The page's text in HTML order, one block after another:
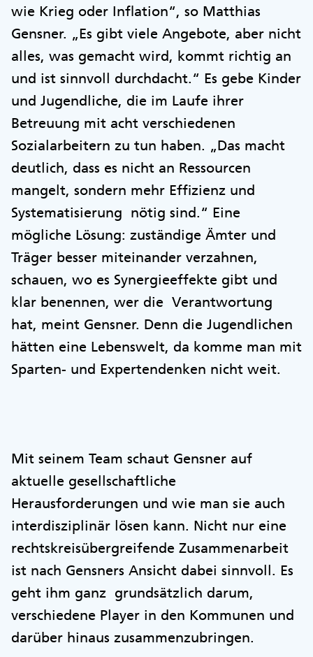
wie Krieg oder Inflation“, so Matthias
Gensner. „Es gibt viele Angebote, aber nicht
alles, was gemacht wird, kommt richtig an
und ist sinnvoll durchdacht.“ Es gebe Kinder
und Jugendliche, die im Laufe ihrer
Betreuung mit acht verschiedenen
Sozialarbeitern zu tun haben. „Das macht
deutlich, dass es nicht an Ressourcen
mangelt, sondern mehr Effizienz und
Systematisierung nötig sind.“ Eine
mögliche Lösung: zuständige Ämter und
Träger besser miteinander verzahnen,
schauen, wo es Synergieeffekte gibt und
klar benennen, wer die Verantwortung
hat, meint Gensner. Denn die Jugendlichen
hätten eine Lebenswelt, da komme man mit
Sparten- und Expertendenken nicht weit.
Mit seinem Team schaut Gensner auf
aktuelle gesellschaftliche
Herausforderungen und wie man sie auch
interdisziplinär lösen kann. Nicht nur eine
rechtskreisübergreifende Zusammenarbeit
ist nach Gensners Ansicht dabei sinnvoll. Es
geht ihm ganz grundsätzlich darum,
verschiedene Player in den Kommunen und
darüber hinaus zusammenzubringen.